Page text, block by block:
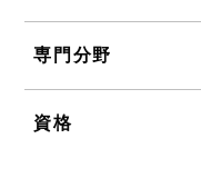
専門分野
資格